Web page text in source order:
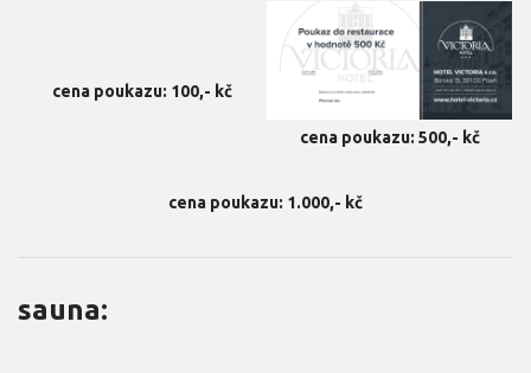
cena poukazu: 100,- kč
cena poukazu: 500,- kč
cena poukazu: 1.000,- kč
sauna: